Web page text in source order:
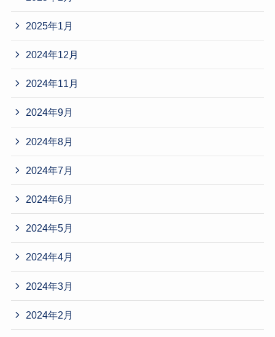
2025年1月
2024年12月
2024年11月
2024年9月
2024年8月
2024年7月
2024年6月
2024年5月
2024年4月
2024年3月
2024年2月